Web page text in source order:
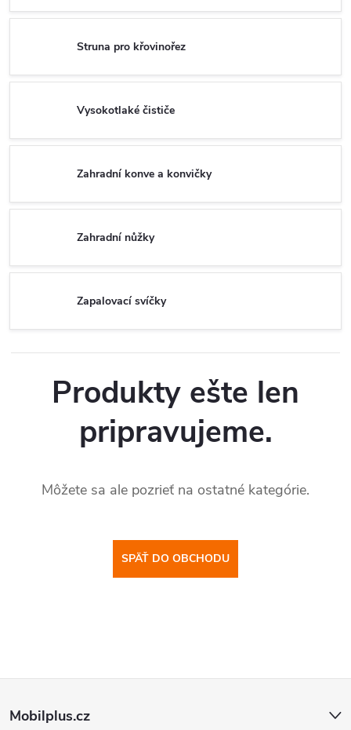
Struna pro křovinořez
Vysokotlaké čističe
Zahradní konve a konvičky
Zahradní nůžky
Zapalovací svíčky
Produkty ešte len
pripravujeme.
Môžete sa ale pozrieť na ostatné kategórie.
SPÄŤ DO OBCHODU
Mobilplus.cz